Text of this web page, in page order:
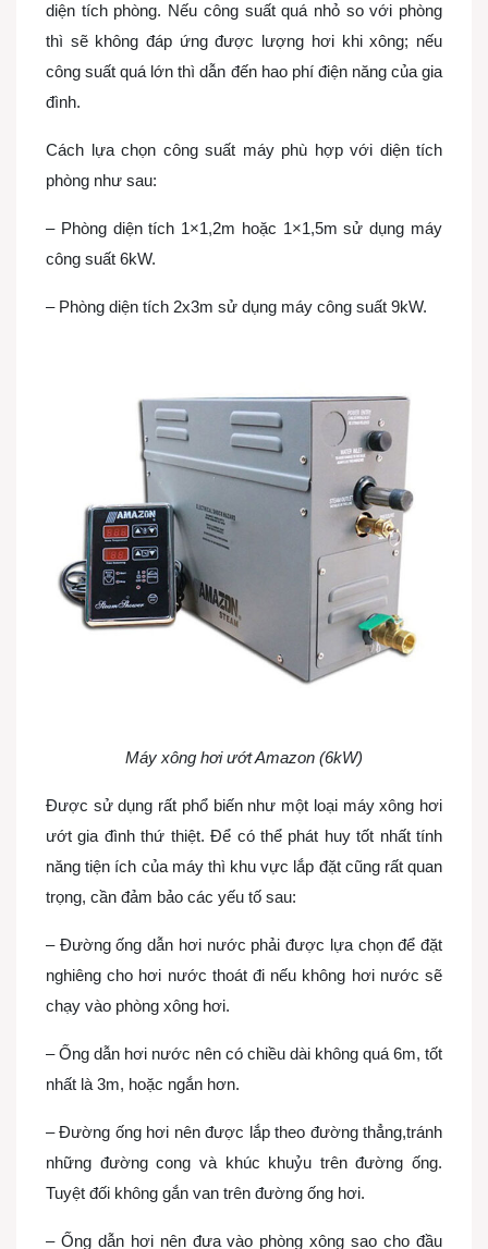
diện tích phòng. Nếu công suất quá nhỏ so với phòng
thì sẽ không đáp ứng được lượng hơi khi xông; nếu
công suất quá lớn thì dẫn đến hao phí điện năng của gia
đình.
Cách lựa chọn công suất máy phù hợp với diện tích
phòng như sau:
– Phòng diện tích 1×1,2m hoặc 1×1,5m sử dụng máy
công suất 6kW.
– Phòng diện tích 2x3m sử dụng máy công suất 9kW.
Máy xông hơi ướt Amazon (6kW)
Được sử dụng rất phổ biến như một loại máy xông hơi
ướt gia đình thứ thiệt. Để có thể phát huy tốt nhất tính
năng tiện ích của máy thì khu vực lắp đặt cũng rất quan
trọng, cần đảm bảo các yếu tố sau:
– Đường ống dẫn hơi nước phải được lựa chọn để đặt
nghiêng cho hơi nước thoát đi nếu không hơi nước sẽ
chạy vào phòng xông hơi.
– Ống dẫn hơi nước nên có chiều dài không quá 6m, tốt
nhất là 3m, hoặc ngắn hơn.
– Đường ống hơi nên được lắp theo đường thẳng,tránh
những đường cong và khúc khuỷu trên đường ống.
Tuyệt đối không gắn van trên đường ống hơi.
– Ống dẫn hơi nên đưa vào phòng xông sao cho đầu